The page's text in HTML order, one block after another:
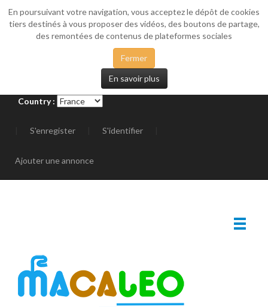
En poursuivant votre navigation, vous acceptez le dépôt de cookies
tiers destinés à vous proposer des vidéos, des boutons de partage,
des remontées de contenus de plateformes sociales
Fermer
En savoir plus
Country :
S'enregister S'identifier
Ajouter une annonce